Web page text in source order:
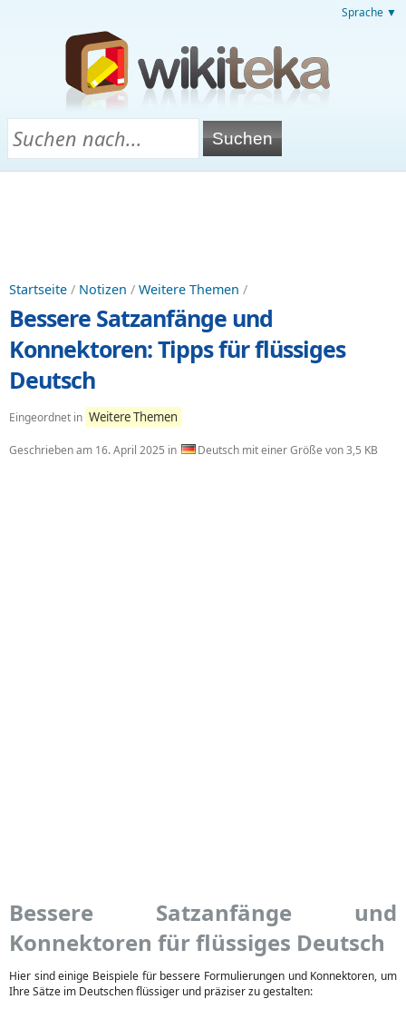
Sprache ▼
Startseite / Notizen / Weitere Themen /
Bessere Satzanfänge und
Konnektoren: Tipps für flüssiges
Deutsch
Eingeordnet in Weitere Themen
Geschrieben am 16. April 2025 in Deutsch mit einer Größe von 3,5 KB
Bessere Satzanfänge und
Konnektoren für flüssiges Deutsch
Hier sind einige Beispiele für bessere Formulierungen und Konnektoren, um
Ihre Sätze im Deutschen flüssiger und präziser zu gestalten: